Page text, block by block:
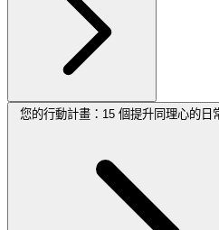
您的行動計畫：15 個提升同理心的日